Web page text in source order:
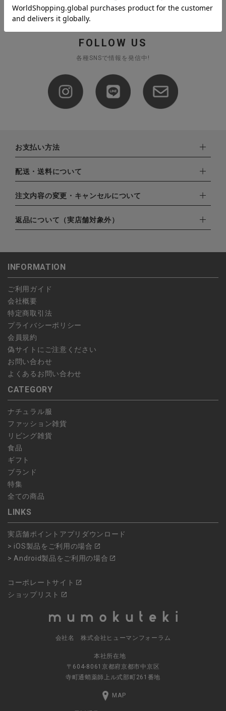
1件中 1-1件表示
FOLLOW US
各種SNSで情報を発信中!
お支払い方法
下記お支払い方法よりお選びいただけます。
・クレジットカード（VISA,mastercard,JCB,AMERICAN
EXPRESS,Diners Club）
・amazonペイメント
・楽天ペイ
・PayPay
配送・送料について
配達業者：日本郵便
北海道：1,400円
注文内容の変更・キャンセルについて
ご注文日当日から翌日のAM9:00までにご連絡頂いた場合はキャ
ンセルは可能です。
します。
予約商品など一部キャンセルが出来ない場合がございます。あら
かじめご了承ください。
返品について（実店舗対象外）
こちら よりご依頼ください。
INFORMATION
ご利用ガイド
会社概要
特定商取引法
プライバシーポリシー
会員規約
偽サイトにご注意ください
お問い合わせ
よくあるお問い合わせ
CATEGORY
ナチュラル服
ファッション雑貨
リビング雑貨
食品
ギフト
ブランド
特集
全ての商品
LINKS
実店舗ポイントアプリダウンロード
> iOS製品をご利用の場合
> Android製品をご利用の場合
コーポレートサイト
ショップリスト
会社名 株式会社ヒューマンフォーラム
本社所在地
〒604-8061京都府京都市中京区
寺町通蛸薬師上ル式部町261番地
MAP